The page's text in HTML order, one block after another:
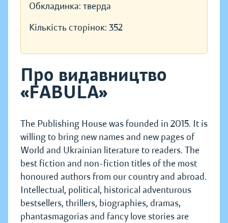
Обкладинка: тверда
Кількість сторінок: 352
Про видавництво
«FABULA»
The Publishing House was founded in 2015. It is
willing to bring new names and new pages of
World and Ukrainian literature to readers. The
best fiction and non-fiction titles of the most
honoured authors from our country and abroad.
Intellectual, political, historical adventurous
bestsellers, thrillers, biographies, dramas,
phantasmagorias and fancy love stories are